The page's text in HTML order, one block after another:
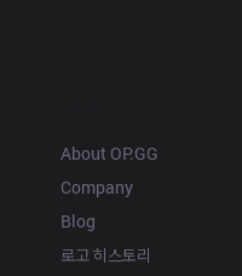
About OP.GG
Company
Blog
로고 히스토리